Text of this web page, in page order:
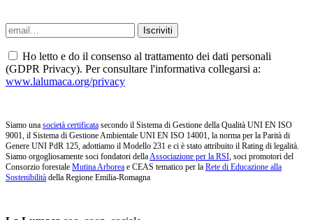
Ho letto e do il consenso al trattamento dei dati personali
(GDPR Privacy). Per consultare l'informativa collegarsi a:
www.lalumaca.org/privacy
Siamo una società certificata secondo il Sistema di Gestione della Qualità UNI EN ISO
9001, il Sistema di Gestione Ambientale UNI EN ISO 14001, la norma per la Parità di
Genere UNI PdR 125, adottiamo il Modello 231 e ci è stato attribuito il Rating di legalità.
Siamo orgogliosamente soci fondatori dellaAssociazione per la RSI, soci promotori del
Consorzio forestale Mutina Arborea e CEAS tematico per la Rete di Educazione alla
Sostenibilità della Regione Emilia-Romagna